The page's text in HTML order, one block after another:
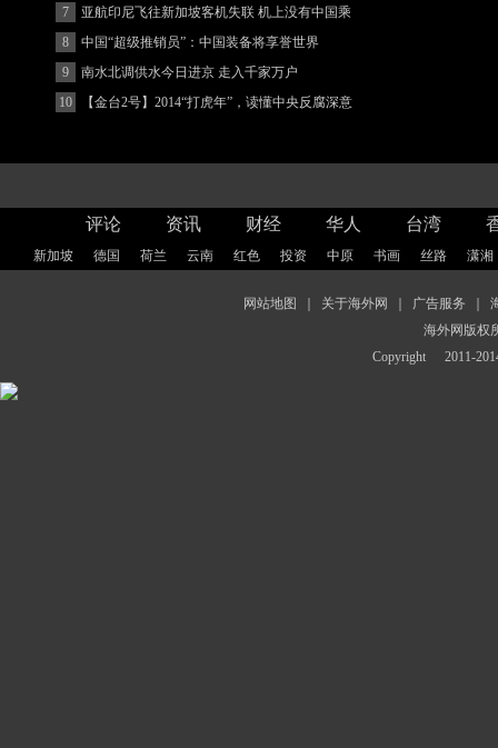
(图)
7
亚航印尼飞往新加坡客机失联 机上没有中国乘
客
8
中国“超级推销员”：中国装备将享誉世界
9
南水北调供水今日进京 走入千家万户
10
【金台2号】2014“打虎年”，读懂中央反腐深意
评论 资讯 财经 华人 台湾
新加坡 德国 荷兰 云南 红色 投资 中原 书画 丝路 潇湘
网站地图 关于海外网 广告服务
海外网版权
Copyright
2011-